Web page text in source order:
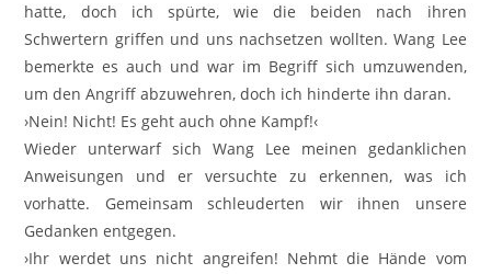
hatte, doch ich spürte, wie die beiden nach ihren
Schwertern griffen und uns nachsetzen wollten. Wang Lee
bemerkte es auch und war im Begriff sich umzuwenden,
um den Angriff abzuwehren, doch ich hinderte ihn daran.
›Nein! Nicht! Es geht auch ohne Kampf!‹
Wieder unterwarf sich Wang Lee meinen gedanklichen
Anweisungen und er versuchte zu erkennen, was ich
vorhatte. Gemeinsam schleuderten wir ihnen unsere
Gedanken entgegen.
›Ihr werdet uns nicht angreifen! Nehmt die Hände vom